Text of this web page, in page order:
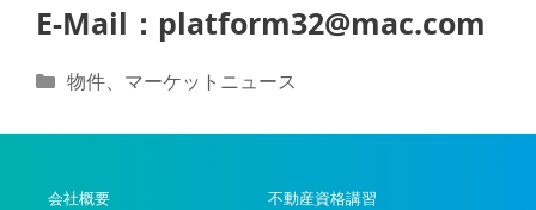
E-Mail： platform32@mac.com
カ
ゴ
ー
物件、 マーケットニュース
会社概要
不動産資格講習